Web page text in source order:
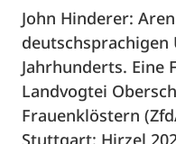
John Hinderer:
deutschsprachigen
Jahrhunderts. Eine
Landvogtei
Frauenklöstern